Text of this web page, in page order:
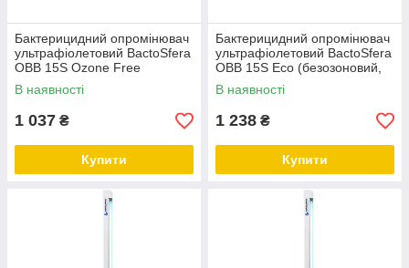
Бактерицидний опромінювач
ультрафіолетовий BactoSfera
OBB 15S Ozone Free
(Безозоновий)
В наявності
1 037 ₴
Купити
Бактерицидний опромінювач
ультрафіолетовий BactoSfera
OBB 15S Eco (безозоновий,
що не б'ється)
В наявності
1 238 ₴
Купити